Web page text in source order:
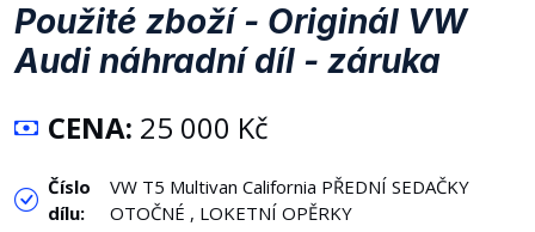
Použité zboží - Originál VW
Audi náhradní díl - záruka
CENA: 25 000 Kč
Číslo
dílu:
VW T5 Multivan California PŘEDNÍ SEDAČKY
OTOČNÉ , LOKETNÍ OPĚRKY